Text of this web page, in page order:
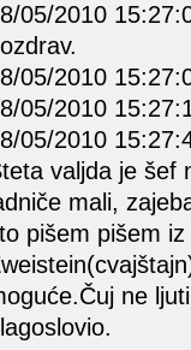
05/2010
05/2010
05/2010
05/2010
valjda je šef
mali,
pišem pišem
ne